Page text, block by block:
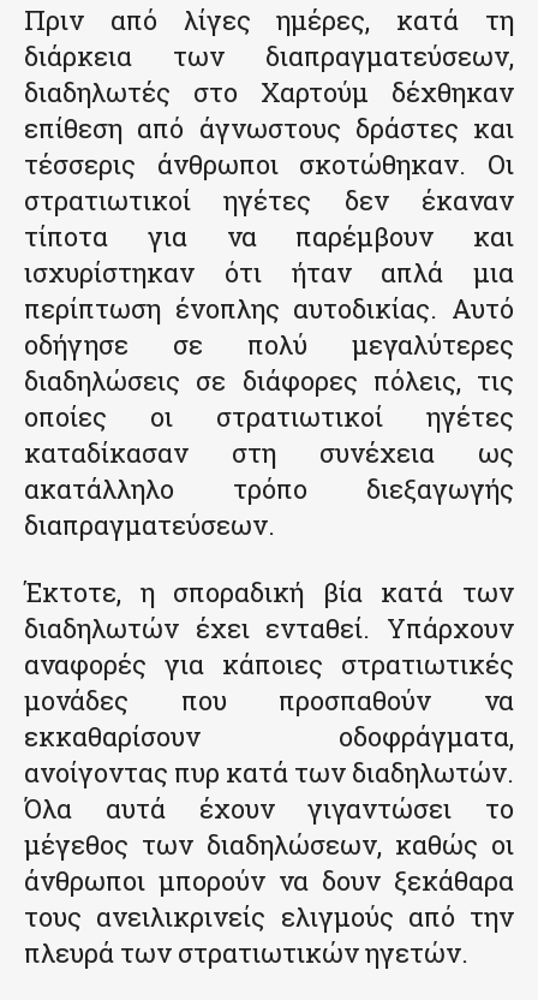
Πριν από λίγες ημέρες, κατά τη
διάρκεια των διαπραγματεύσεων,
διαδηλωτές στο Χαρτούμ δέχθηκαν
επίθεση από άγνωστους δράστες και
τέσσερις άνθρωποι σκοτώθηκαν. Οι
στρατιωτικοί ηγέτες δεν έκαναν
τίποτα για να παρέμβουν και
ισχυρίστηκαν ότι ήταν απλά μια
περίπτωση ένοπλης αυτοδικίας. Αυτό
οδήγησε σε πολύ μεγαλύτερες
διαδηλώσεις σε διάφορες πόλεις, τις
οποίες οι στρατιωτικοί ηγέτες
καταδίκασαν στη συνέχεια ως
ακατάλληλο τρόπο διεξαγωγής
διαπραγματεύσεων.
Έκτοτε, η σποραδική βία κατά των
διαδηλωτών έχει ενταθεί. Υπάρχουν
αναφορές για κάποιες στρατιωτικές
μονάδες που προσπαθούν να
εκκαθαρίσουν οδοφράγματα,
ανοίγοντας πυρ κατά των διαδηλωτών.
Όλα αυτά έχουν γιγαντώσει το
μέγεθος των διαδηλώσεων, καθώς οι
άνθρωποι μπορούν να δουν ξεκάθαρα
τους ανειλικρινείς ελιγμούς από την
πλευρά των στρατιωτικών ηγετών.